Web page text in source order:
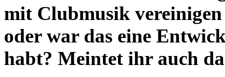
mit Clubmusik
oder war das eine
habt? Meintet ihr auch